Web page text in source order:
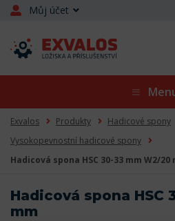
Můj účet
Exvalos Produkty
Hadicové spony
Vysokopevnostní hadicové spony
Hadicová spona HSC 30-33 mm W2/20
Hadicová spona HSC
mm